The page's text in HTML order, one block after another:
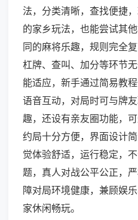
法，分类清晰，查找便捷
的家乡玩法，也能尝试其
同的麻将乐趣，规则完全
杠牌、查叫、加分等环节
能适应，新手通过简易教
语音互动，对局时可与牌
趣，还设有亲友圈功能，
约局十分方便，界面设计
觉体验舒适，运行稳定，
题，真人对战公平公正，
障对局环境健康，兼顾娱
家休闲畅玩。